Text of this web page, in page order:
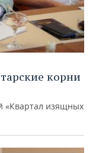
корни
«Квартал изящных